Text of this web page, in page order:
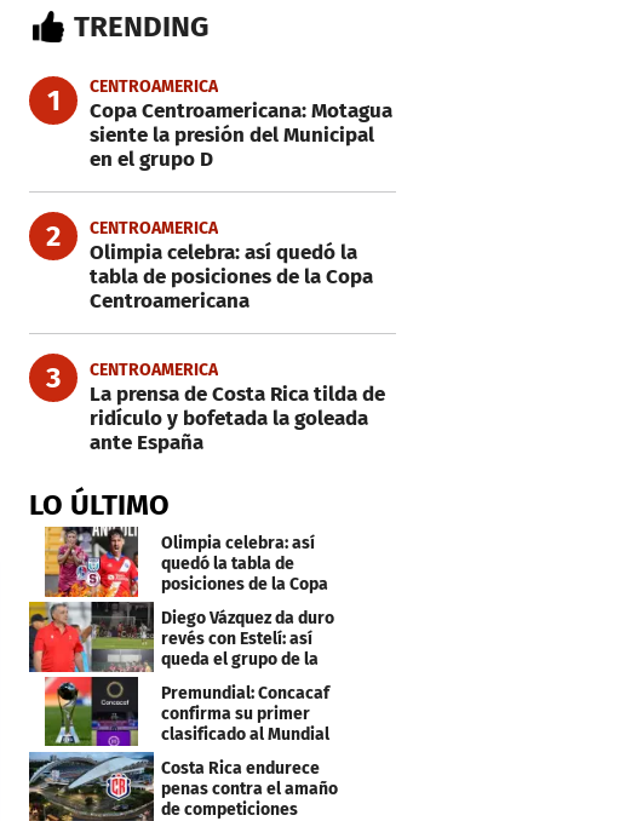
TRENDING
1 CENTROAMERICA
Copa Centroamericana: Motagua
siente la presión del Municipal
en el grupo D
2 CENTROAMERICA
Olimpia celebra: así quedó la
tabla de posiciones de la Copa
Centroamericana
3 CENTROAMERICA
La prensa de Costa Rica tilda de
ridículo y bofetada la goleada
ante España
LO ÚLTIMO
Olimpia celebra: así
quedó la tabla de
posiciones de la Copa
Centroamericana
Diego Vázquez da duro
revés con Estelí: así
queda el grupo de la
Premundial: Concacaf
confirma su primer
clasificado al Mundial
Costa Rica endurece
penas contra el amaño
de competiciones